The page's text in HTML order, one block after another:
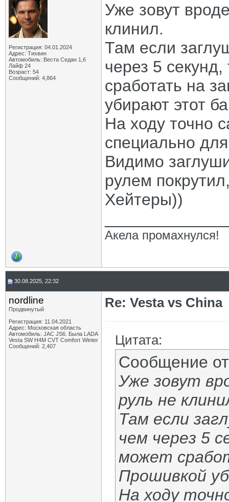
Регистрация: 04.01.2024
Адрес: Тихвин
Автомобиль: Веста Седан 1,6
Лайф 24
Возраст: 54
Сообщений: 4,864
Уже зовут
клинил.
Там если
через 5
сработать на
убирают этот
На ходу точно
специально
Видимо
рулем
Хейтеры))
Акела промахнулся!
30.08.2025, 22:32
nordline
Продвинутый
Регистрация: 11.04.2021
Адрес: Московская область
Автомобиль: JAC JS6. Была LADA
Vesta SW H4M CVT Comfort Winter
Сообщений: 2,407
Re: Vesta vs China
Цитата:
Сообщение
Уже зовут
руль не
Там если
чем через 5
может
Прошивкой
На ходу